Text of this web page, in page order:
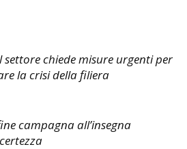
settore chiede misure urgenti per
la crisi della filiera
campagna all’insegna